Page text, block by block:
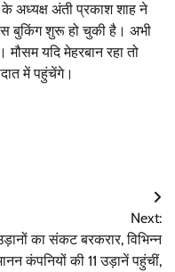
अध्यक्ष अंती प्रकाश शाह ने
बुकिंग शुरू हो चुकी है। अभी
यदि मेहरबान रहा तो
में पहुंचेंगे।
Next:
का संकट बरकरार, विभिन्न
कंपनियों की 11 उड़ानें पहुंचीं,